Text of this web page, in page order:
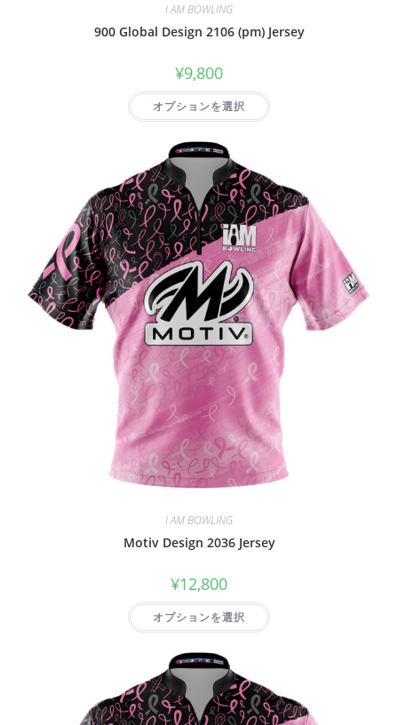
I AM BOWLING
900 Global Design 2106 (pm) Jersey
¥9,800
オプションを選択
I AM BOWLING
Motiv Design 2036 Jersey
¥12,800
オプションを選択